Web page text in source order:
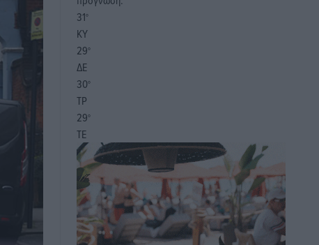
31°
ΚΥ
29°
ΔΕ
30°
ΤΡ
29°
ΤΕ